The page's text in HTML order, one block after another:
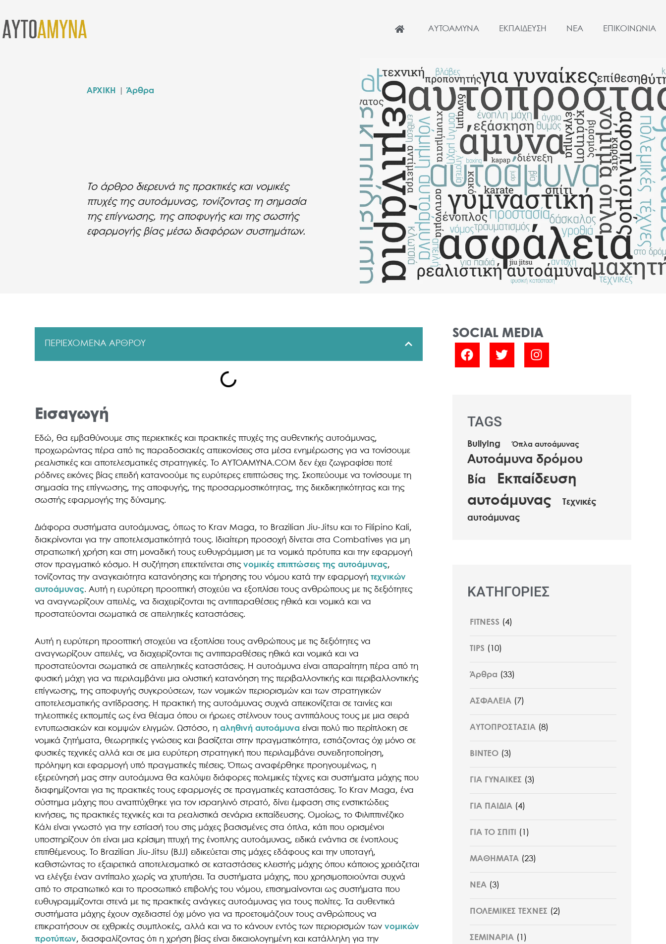
ΑΥΤΟΑΜΥΝΑ ΕΚΠΑΙΔΕΥΣΗ ΝΕΑ ΕΠΙΚΟΙΝΩΝΙΑ
ΑΡΧΙΚΗ Άρθρα
Το άρθρο διερευνά τις πρακτικές και νομικές
πτυχές της αυτοάμυνας, τονίζοντας τη σημασία
της επίγνωσης, της αποφυγής και της σωστής
εφαρμογής βίας μέσω διαφόρων συστημάτων.
ΠΕΡΙΕΧΟΜΕΝΑ ΑΡΘΡΟΥ
Εισαγωγή
Εδώ, θα εμβαθύνουμε στις περιεκτικές και πρακτικές πτυχές της αυθεντικής αυτοάμυνας,
προχωρώντας πέρα από τις παραδοσιακές απεικονίσεις στα μέσα ενημέρωσης για να τονίσουμε
ρεαλιστικές και αποτελεσματικές στρατηγικές. Το AYTOAMYNA.COM δεν έχει ζωγραφίσει ποτέ
ρόδινες εικόνες βίας επειδή κατανοούμε τις ευρύτερες επιπτώσεις της. Σκοπεύουμε να τονίσουμε τη
σημασία της επίγνωσης, της αποφυγής, της προσαρμοστικότητας, της διεκδικητικότητας και της
σωστής εφαρμογής της δύναμης.
Διάφορα συστήματα αυτοάμυνας, όπως το Krav Maga, το Brazilian Jiu-Jitsu και το Filipino Kali,
διακρίνονται για την αποτελεσματικότητά τους. Ιδιαίτερη προσοχή δίνεται στα Combatives για μη
στρατιωτική χρήση και στη μοναδική τους ευθυγράμμιση με τα νομικά πρότυπα και την εφαρμογή
στον πραγματικό κόσμο. Η συζήτηση επεκτείνεται στιςνομικές επιπτώσεις της αυτοάμυνας,
τονίζοντας την αναγκαιότητα κατανόησης και τήρησης του νόμου κατά την εφαρμογήτεχνικών
αυτοάμυνας. Αυτή η ευρύτερη προοπτική στοχεύει να εξοπλίσει τους ανθρώπους με τις δεξιότητες
να αναγνωρίζουν απειλές, να διαχειρίζονται τις αντιπαραθέσεις ηθικά και νομικά και να
προστατεύονται σωματικά σε απειλητικές καταστάσεις.
Αυτή η ευρύτερη προοπτική στοχεύει να εξοπλίσει τους ανθρώπους με τις δεξιότητες να
αναγνωρίζουν απειλές, να διαχειρίζονται τις αντιπαραθέσεις ηθικά και νομικά και να
προστατεύονται σωματικά σε απειλητικές καταστάσεις. Η αυτοάμυνα είναι απαραίτητη πέρα από τη
φυσική μάχη για να περιλαμβάνει μια ολιστική κατανόηση της περιβαλλοντικής και περιβαλλοντικής
επίγνωσης, της αποφυγής συγκρούσεων, των νομικών περιορισμών και των στρατηγικών
αποτελεσματικής αντίδρασης. Η πρακτική της αυτοάμυνας συχνά απεικονίζεται σε ταινίες και
τηλεοπτικές εκπομπές ως ένα θέαμα όπου οι ήρωες στέλνουν τους αντιπάλους τους με μια σειρά
εντυπωσιακών και κομψών ελιγμών. Ωστόσο, ηαληθινή αυτοάμυνα είναι πολύ πιο περίπλοκη σε
νομικά ζητήματα, θεωρητικές γνώσεις και βασίζεται στην πραγματικότητα, εστιάζοντας όχι μόνο σε
φυσικές τεχνικές αλλά και σε μια ευρύτερη στρατηγική που περιλαμβάνει συνειδητοποίηση,
πρόληψη και εφαρμογή υπό πραγματικές πιέσεις. Όπως αναφέρθηκε προηγουμένως, η
εξερεύνησή μας στην αυτοάμυνα θα καλύψει διάφορες πολεμικές τέχνες και συστήματα μάχης που
διαφημίζονται για τις πρακτικές τους εφαρμογές σε πραγματικές καταστάσεις. Το Krav Maga, ένα
σύστημα μάχης που αναπτύχθηκε για τον ισραηλινό στρατό, δίνει έμφαση στις ενστικτώδεις
κινήσεις, τις πρακτικές τεχνικές και τα ρεαλιστικά σενάρια εκπαίδευσης. Ομοίως, το Φιλιππινέζικο
Κάλι είναι γνωστό για την εστίασή του στις μάχες βασισμένες στα όπλα, κάτι που ορισμένοι
υποστηρίζουν ότι είναι μια κρίσιμη πτυχή της ένοπλης αυτοάμυνας, ειδικά ενάντια σε ένοπλους
επιτιθέμενους. Το Brazilian Jiu-Jitsu (BJJ) ειδικεύεται στις μάχες εδάφους και την υποταγή,
καθιστώντας το εξαιρετικά αποτελεσματικό σε καταστάσεις κλειστής μάχης όπου κάποιος χρειάζεται
να ελέγξει έναν αντίπαλο χωρίς να χτυπήσει. Τα συστήματα μάχης, που χρησιμοποιούνται συχνά
από το στρατιωτικό και το προσωπικό επιβολής του νόμου, επισημαίνονται ως συστήματα που
ευθυγραμμίζονται στενά με τις πρακτικές ανάγκες αυτοάμυνας για τους πολίτες. Τα αυθεντικά
συστήματα μάχης έχουν σχεδιαστεί όχι μόνο για να προετοιμάζουν τους ανθρώπους να
επικρατήσουν σε εχθρικές συμπλοκές, αλλά και να το κάνουν εντός των περιορισμών τωννομικών
προτύπων, διασφαλίζοντας ότι η χρήση βίας είναι δικαιολογημένη και κατάλληλη για την
SOCIAL MEDIA
TAGS
Bullying Όπλα αυτοάμυνας
Αυτοάμυνα δρόμου
Βία
Εκπαίδευση
αυτοάμυνας
Τεχνικές
αυτοάμυνας
ΚΑΤΗΓΟΡΙΕΣ
FITNESS (4)
TIPS (10)
Άρθρα (33)
ΑΣΦΑΛΕΙΑ(7)
ΑΥΤΟΠΡΟΣΤΑΣΙΑ(8)
ΒΙΝΤΕΟ(3)
ΓΙΑ ΓΥΝΑΙΚΕΣ (3)
ΓΙΑ ΠΑΙΔΙΑ(4)
ΓΙΑ ΤΟ ΣΠΙΤΙ (1)
ΜΑΘΗΜΑΤΑ(23)
ΝΕΑ(3)
ΠΟΛΕΜΙΚΕΣ ΤΕΧΝΕΣ (2)
ΣΕΜΙΝΑΡΙΑ(1)